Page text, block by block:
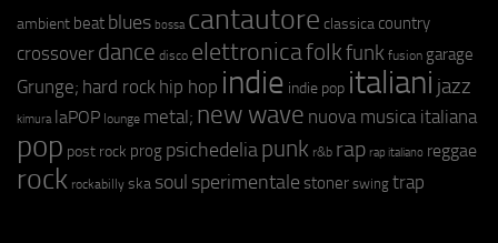
ambient beat blues bossa cantautore classica country
crossover dance disco elettronicafolkfunk fusion garage
Grunge; hard rock hip hop indie indie pop italiani jazz
kimura laPOP lounge metal; new wave nuova musica italiana
pop post rock prog psichedeliapunk r&b rap rap italiano reggae
rock rockabilly ska soul sperimentale stoner swing trap